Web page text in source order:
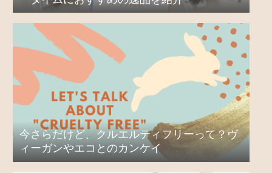
今さらだけど、クルエルティフリーって？ヴ
ィーガンやエコとのカンケイ